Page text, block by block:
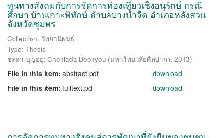
ทุนทางสังคมกับการจัดการท่องเที่ยวเชิงอนุรักษ์ กรณี
ศึกษา บ้านเกาะพิทักษ์ ตำบลบางน้ำจืด อำเภอหลังสวน
จังหวัดชุมพร
Collection: วิทยานิพนธ์
Type: Thesis
ชลดา บุญอยู่; Chonlada Boonyou (มหาวิทยาลัยศิลปากร, 2013)
File in this item: abstract.pdf
download
File in this item: fulltext.pdf download